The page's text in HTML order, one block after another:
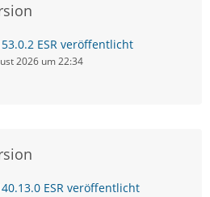
ESR veröffentlicht
2026 um 22:34
ESR veröffentlicht